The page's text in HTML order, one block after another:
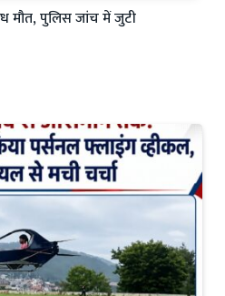
मौत, पुलिस जांच में जुटी